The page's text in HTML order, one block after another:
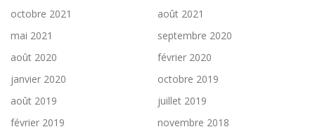
octobre 2021
août 2021
mai 2021
septembre 2020
août 2020
février 2020
janvier 2020
octobre 2019
août 2019
juillet 2019
février 2019
novembre 2018